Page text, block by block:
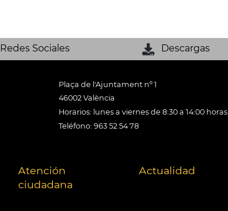
Redes Sociales Descargas
Plaça de l'Ajuntament nº 1
46002 València
Horarios: lunes a viernes de 8:30 a 14:00 horas
Teléfono: 963 52 54 78
Atención
ciudadana
Actualidad